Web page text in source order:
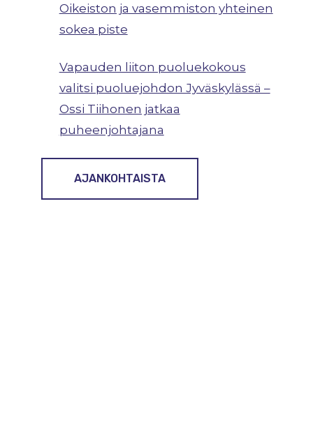
Oikeiston ja vasemmiston yhteinen
sokea piste
Vapauden liiton puoluekokous
valitsi puoluejohdon Jyväskylässä –
Ossi Tiihonen jatkaa
puheenjohtajana
AJANKOHTAISTA